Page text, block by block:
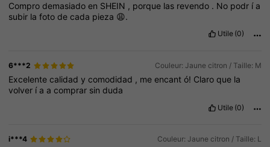
Comprodemasiadoen SHEIN , porque las revendo . No podr í a
subir lafotodecada pieza 😩.
Utile (0)
6***2 Couleur: Jaune citron / Taille: M
Excelentecalidadycomodidad , meencantó! Claroque la
volver í a acomprar sinduda
Utile (0)
i***4 Couleur: Jaune citron / Taille: L